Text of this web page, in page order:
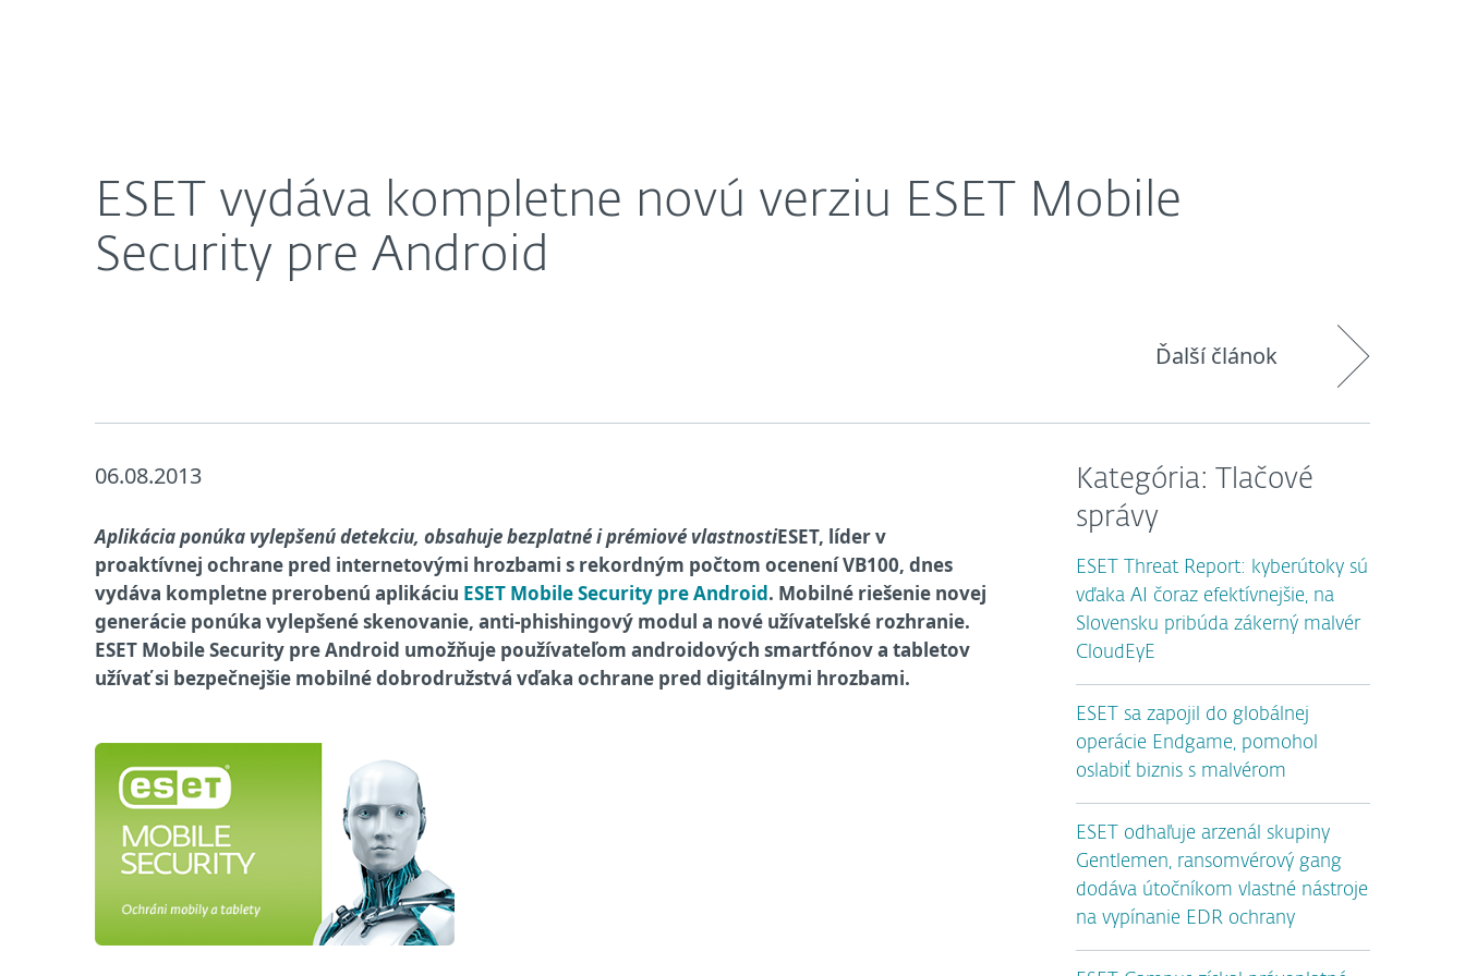
ESET vydáva kompletne novú verziu ESET Mobile
Security pre Android
Ďalší článok
06.08.2013
Aplikácia ponúka vylepšenú detekciu, obsahuje bezplatné i prémiové vlastnostiESET, líder v
proaktívnej ochrane pred internetovými hrozbami s rekordným počtom ocenení VB100, dnes
vydáva kompletne prerobenú aplikáciu ESET Mobile Security pre Android. Mobilné riešenie novej
generácie ponúka vylepšené skenovanie, anti-phishingový modul a nové užívateľské rozhranie.
ESET Mobile Security pre Android umožňuje používateľom androidových smartfónov a tabletov
užívať si bezpečnejšie mobilné dobrodružstvá vďaka ochrane pred digitálnymi hrozbami.
Kategória: Tlačové
správy
ESET Threat Report: kyberútoky sú
vďaka AI čoraz efektívnejšie, na
Slovensku pribúda zákerný malvér
CloudEyE
ESET sa zapojil do globálnej
operácie Endgame, pomohol
oslabiť biznis s malvérom
ESET odhaľuje arzenál skupiny
Gentlemen, ransomvérový gang
dodáva útočníkom vlastné nástroje
na vypínanie EDR ochrany